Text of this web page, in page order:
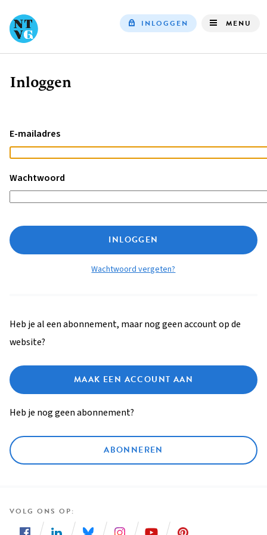
INLOGGEN MENU
Kruimelpad
Inloggen
E-mailadres
Wachtwoord
INLOGGEN
Wachtwoord vergeten?
Heb je al een abonnement, maar nog geen account op de
website?
MAAK EEN ACCOUNT AAN
Heb je nog geen abonnement?
ABONNEREN
VOLG ONS OP